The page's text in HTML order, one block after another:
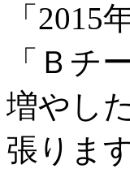
「
「Ｂチ
増やし
張りま